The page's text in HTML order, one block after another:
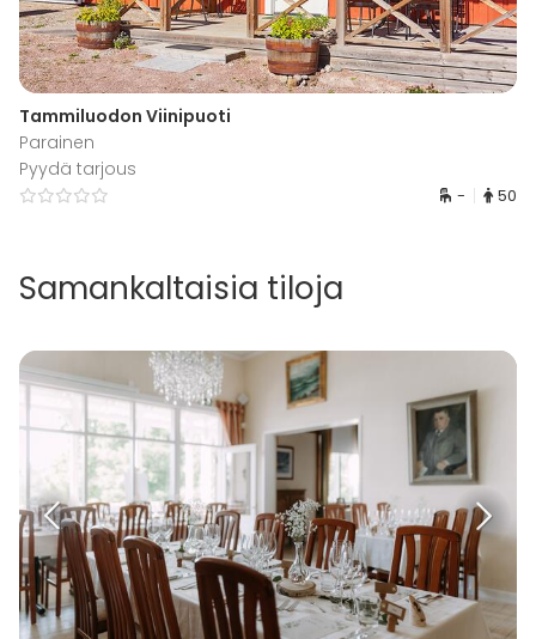
Tammiluodon Viinipuoti
Parainen
Pyydä tarjous
- 50
Samankaltaisia tiloja